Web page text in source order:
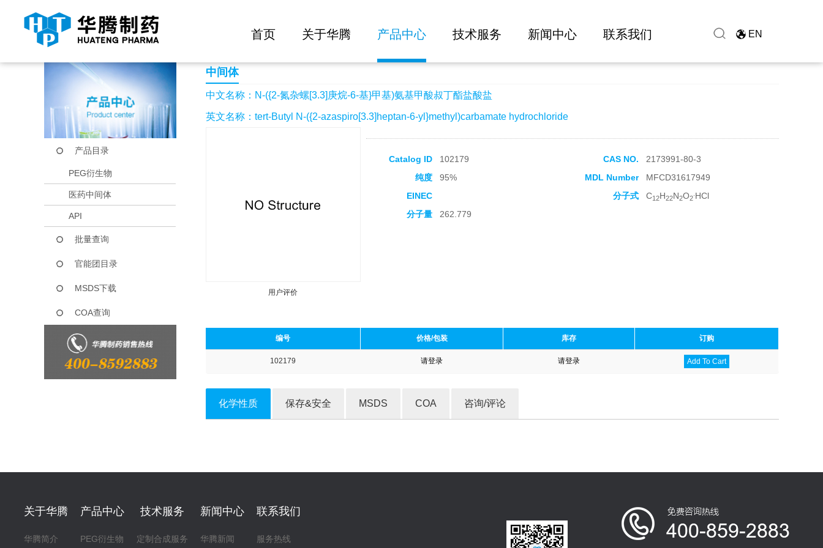
首页 关于华腾 产品中心 技术服务 新闻中心 联系我们 EN
当前位置： 首页 产品中心 N-({2-氮杂螺[3.3]庚烷-6-基}甲基)氨基甲酸叔丁酯盐酸盐
产品目录
PEG衍生物
医药中间体
API
批量查询
官能团目录
MSDS下载
COA查询
中间体
中文名称：N-({2-氮杂螺[3.3]庚烷-6-基}甲基)氨基甲酸叔丁酯盐酸盐
英文名称：tert-Butyl N-({2-azaspiro[3.3]heptan-6-yl}methyl)carbamate hydrochloride
用户评价
Catalog ID 102179 CAS NO.
2173991-80-3
纯度
95% MDL Number
MFCD31617949
EINEC
分子式 C12H22N2O2 HCl
分子量
262.779
编号 价格/包装 库存 订购
102179 请登录 请登录 Add To Cart
化学性质 保存&安全 MSDS COA 咨询/评论
关于华腾
华腾简介
产品中心
PEG衍生物
技术服务
定制合成服务
新闻中心
华腾新闻
联系我们
服务热线